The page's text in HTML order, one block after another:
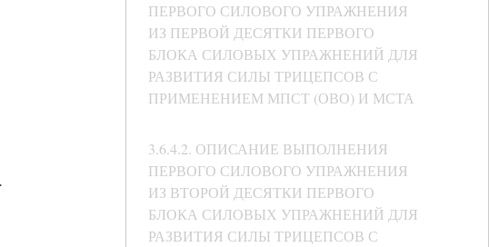
ПЕРВОГО СИЛОВОГО УПРАЖНЕНИЯ
ИЗ ПЕРВОЙ ДЕСЯТКИ ПЕРВОГО
БЛОКА СИЛОВЫХ УПРАЖНЕНИЙ ДЛЯ
РАЗВИТИЯ СИЛЫ ТРИЦЕПСОВ С
ПРИМЕНЕНИЕМ МПСТ (ОВО) И МСТА
3.6.4.2. ОПИСАНИЕ ВЫПОЛНЕНИЯ
ПЕРВОГО СИЛОВОГО УПРАЖНЕНИЯ
ИЗ ВТОРОЙ ДЕСЯТКИ ПЕРВОГО
БЛОКА СИЛОВЫХ УПРАЖНЕНИЙ ДЛЯ
РАЗВИТИЯ СИЛЫ ТРИЦЕПСОВ С